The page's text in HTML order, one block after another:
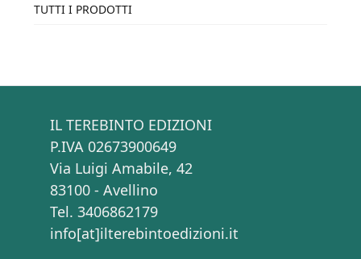
TUTTI I PRODOTTI
IL TEREBINTO EDIZIONI
P.IVA 02673900649
Via Luigi Amabile, 42
83100 - Avellino
Tel. 3406862179
info[at]ilterebintoedizioni.it